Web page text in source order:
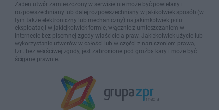
Żaden utwór zamieszczony w serwisie nie może być powielany i
rozpowszechniany lub dalej rozpowszechniany w jakikolwiek sposób (w
tym także elektroniczny lub mechaniczny) na jakimkolwiek polu
eksploatacji w jakiejkolwiek formie, włącznie z umieszczaniem w
Internecie bez pisemnej zgody właściciela praw. Jakiekolwiek użycie lub
wykorzystanie utworów w całości lub w części z naruszeniem prawa,
tzn. bez właściwej zgody, jest zabronione pod groźbą kary i może być
ścigane prawnie.